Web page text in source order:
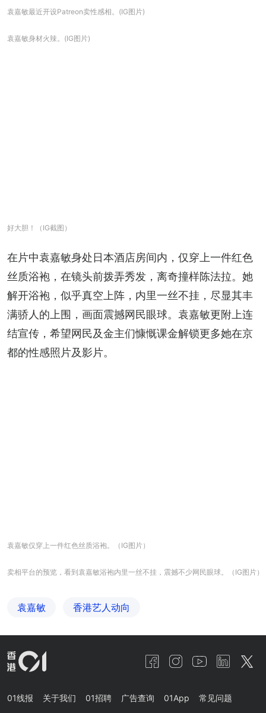
袁嘉敏最近开设Patreon卖性感相。(IG图片)
袁嘉敏身材火辣。(IG图片)
好大胆！（IG截图）
在片中袁嘉敏身处日本酒店房间内，仅穿上一件红色
丝质浴袍，在镜头前拨弄秀发，离奇撞样陈法拉。她
解开浴袍，似乎真空上阵，内里一丝不挂，尽显其丰
满骄人的上围，画面震撼网民眼球。袁嘉敏更附上连
结宣传，希望网民及金主们慷慨课金解锁更多她在京
都的性感照片及影片。
袁嘉敏仅穿上一件红色丝质浴袍。（IG图片）
卖相平台的预览，看到袁嘉敏浴袍内里一丝不挂，震撼不少网民眼球。（IG图片）
袁嘉敏 香港艺人动向
01线报 关于我们 01招聘 广告查询 01App 常见问题